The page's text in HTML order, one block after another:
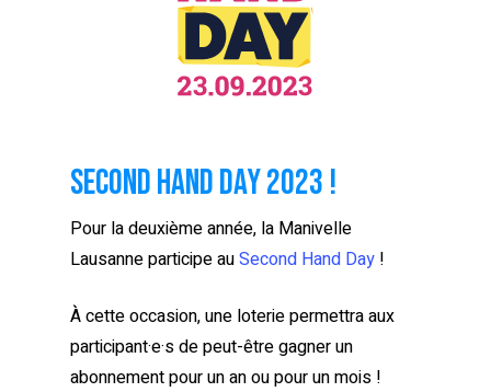
Second Hand Day 2023 !
Pour la deuxième année, la Manivelle
Lausanne participe auSecond Hand Day !
À cette occasion, une loterie permettra aux
participant·e·s de peut-être gagner un
abonnement pour un an ou pour un mois !